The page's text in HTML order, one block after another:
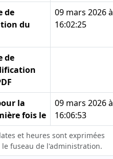
de
du
09 mars 2026 à
16:02:25
de
la
fois le
09 mars 2026 à
16:06:53
et heures sont exprimées
le fuseau de l'administration.